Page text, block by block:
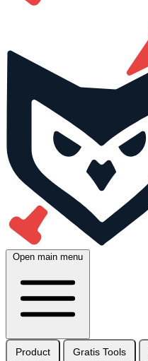
Open main menu
Product Gratis Tools